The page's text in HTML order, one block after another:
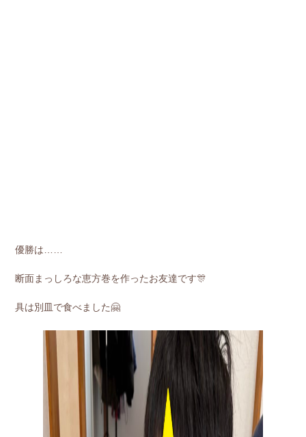
優勝は……
断面まっしろな恵方巻を作ったお友達です🎊
具は別皿で食べました🤗